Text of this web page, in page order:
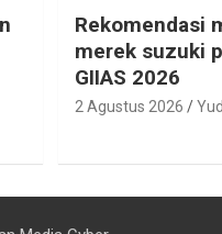
Rekomendasi
merek suzuki
GIIAS 2026
2 Agustus 2026